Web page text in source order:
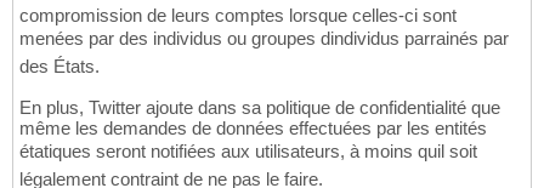
compromission de leurs comptes lorsque celles-ci sont
menées par des individus ou groupes dindividus parrainés par
des États.
En plus, Twitter ajoute dans sa politique de confidentialité que
même les demandes de données effectuées par les entités
étatiques seront notifiées aux utilisateurs, à moins quil soit
légalement contraint de ne pas le faire.